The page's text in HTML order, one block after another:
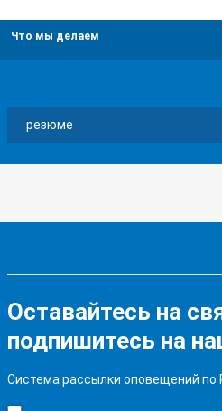
Что мы делаем
Оставайтесь на
подпишитесь на
Система рассылки оповещений по